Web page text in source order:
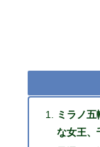
ミラノ
な女王、